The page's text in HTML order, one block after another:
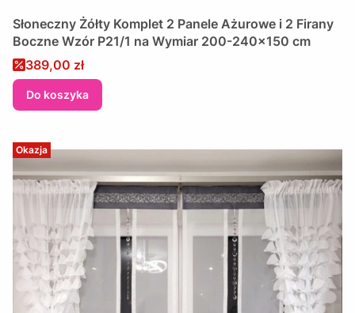
Słoneczny Żółty Komplet 2 Panele Ażurowe i 2 Firany
Boczne Wzór P21/1 na Wymiar 200-240x150 cm
Cena promocyjna
389,00 zł
Do koszyka
Okazja